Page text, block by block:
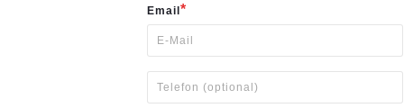
Email*